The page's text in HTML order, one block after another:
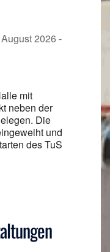
2026 -
mit
neben der
Die
und
des TuS